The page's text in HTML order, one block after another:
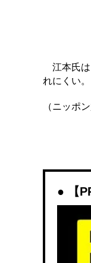
江本氏は
れにくい
（ニッポ
【